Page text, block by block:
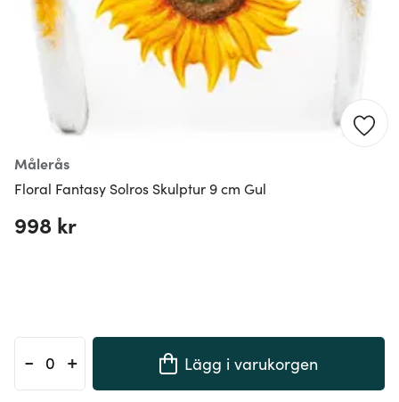
Målerås
Floral Fantasy Solros Skulptur 9 cm Gul
998 kr
- + Lägg i varukorgen